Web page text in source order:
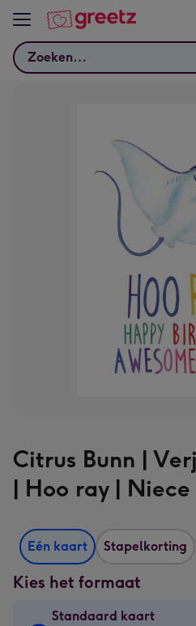
Bekijk meer
Zoeken
Citrus Bunn |
| Hoo ray | Niece
Eén kaart Stapelkorting
Kies het formaat
Standaard kaart